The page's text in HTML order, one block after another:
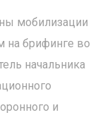
мобилизации
на брифинге во
начальника
и